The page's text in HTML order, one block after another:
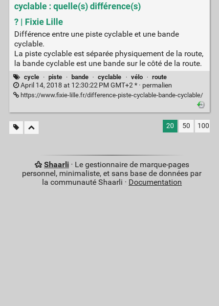
cyclable : quelle(s) différence(s)
? | Fixie Lille
Différence entre une piste cyclable et une bande
cyclable.
La piste cyclable est séparée physiquement de la route,
la bande cyclable est une bande sur le côté de la route.
cycle · piste · bande · cyclable · vélo · route
April 14, 2018 at 12:30:22 PM GMT+2 * · permalien
https://www.fixie-lille.fr/difference-piste-cyclable-bande-cyclable/
20 50 100
Shaarli· Le gestionnaire de marque-pages
personnel, minimaliste, et sans base de données par
la communauté Shaarli · Documentation